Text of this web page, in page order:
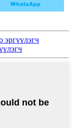
эргүүлэгч